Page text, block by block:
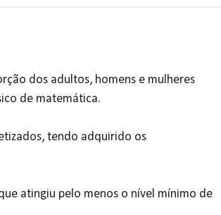
dos adultos, homens e mulheres
de matemática.
tendo adquirido os
atingiu pelo menos o nível mínimo de